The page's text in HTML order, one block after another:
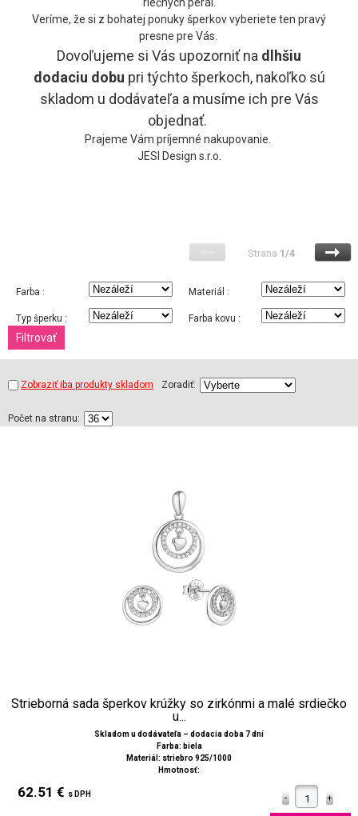
riečnych perál.
Veríme, že si z bohatej ponuky šperkov vyberiete ten pravý
presne pre Vás.
Dovoľujeme si Vás upozorniť na dlhšiu
dodaciu dobu pri týchto šperkoch, nakoľko sú
skladom u dodávateľa a musíme ich pre Vás
objednať.
Prajeme Vám príjemné nakupovanie.
JESI Design s.r.o.
Strana 1/4
Farba : Materiál :
Typ šperku : Farba kovu :
Zobraziť iba produkty skladom Zoradiť:
Počet na stranu:
Strieborná sada šperkov krúžky so zirkónmi a malé srdiečko
u...
Skladom u dodávateľa – dodacia doba 7 dní
Farba: biela
Materiál: striebro 925/1000
Hmotnosť:
62.51 € s DPH